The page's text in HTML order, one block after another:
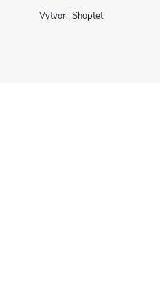
Vytvoril Shoptet